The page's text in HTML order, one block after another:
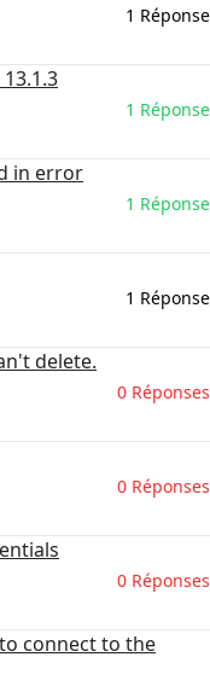
1 Réponse
1 Réponse
in error
1 Réponse
1 Réponse
delete.
0 Réponses
0 Réponses
0 Réponses
connect to the